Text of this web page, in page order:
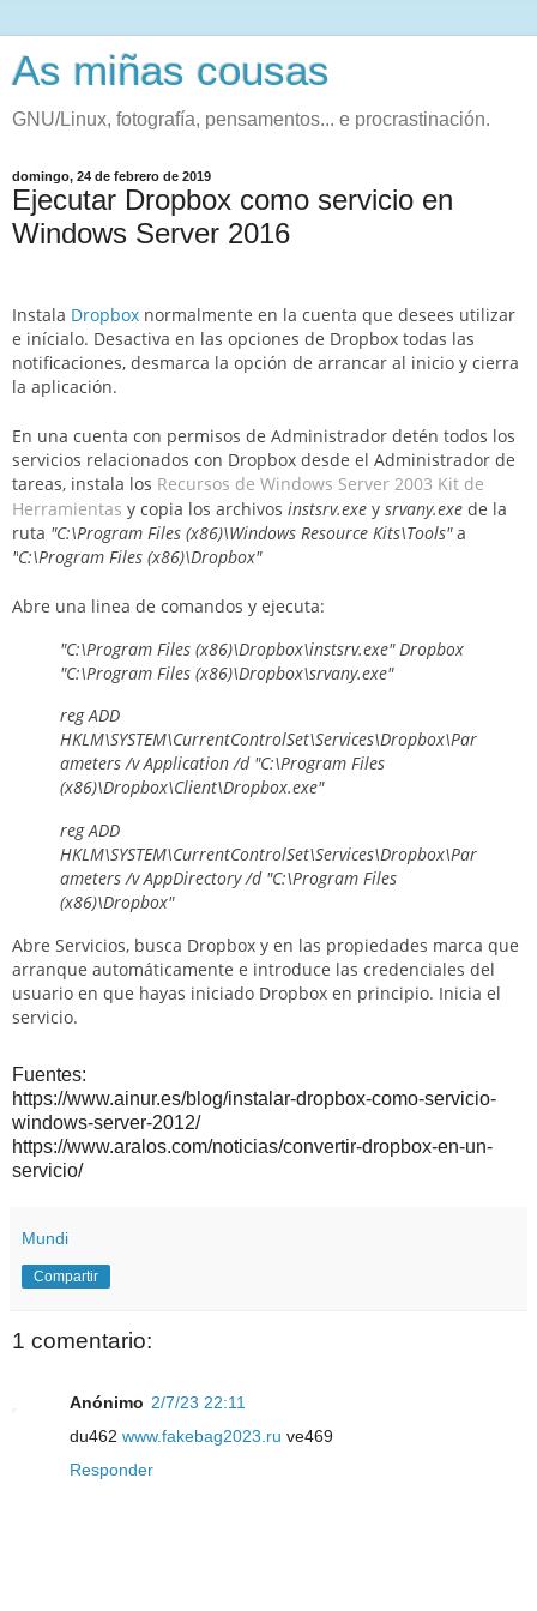
As miñas cousas
GNU/Linux, fotografía, pensamentos... e procrastinación.
domingo, 24 de febrero de 2019
Ejecutar Dropbox como servicio en
Windows Server 2016
Instala Dropbox normalmente en la cuenta que desees utilizar
e inícialo. Desactiva en las opciones de Dropbox todas las
notificaciones, desmarca la opción de arrancar al inicio y cierra
la aplicación.
En una cuenta con permisos de Administrador detén todos los
servicios relacionados con Dropbox desde el Administrador de
tareas, instala los Recursos de Windows Server 2003 Kit de
Herramientas y copia los archivos instsrv.exe y srvany.exe de la
ruta "C:\Program Files (x86)\Windows Resource Kits\Tools" a
"C:\Program Files (x86)\Dropbox"
Abre una linea de comandos y ejecuta:
"C:\Program Files (x86)\Dropbox\instsrv.exe" Dropbox
"C:\Program Files (x86)\Dropbox\srvany.exe"
reg ADD
HKLM\SYSTEM\CurrentControlSet\Services\Dropbox\Par
ameters /v Application /d "C:\Program Files
(x86)\Dropbox\Client\Dropbox.exe"
reg ADD
HKLM\SYSTEM\CurrentControlSet\Services\Dropbox\Par
ameters /v AppDirectory /d "C:\Program Files
(x86)\Dropbox"
Abre Servicios, busca Dropbox y en las propiedades marca que
arranque automáticamente e introduce las credenciales del
usuario en que hayas iniciado Dropbox en principio. Inicia el
servicio.
Fuentes:
https://www.ainur.es/blog/instalar-dropbox-como-servicio-
windows-server-2012/
https://www.aralos.com/noticias/convertir-dropbox-en-un-
servicio/
Mundi
Compartir
1 comentario:
Anónimo 2/7/23 22:11
du462 www.fakebag2023.ru ve469
Responder